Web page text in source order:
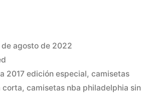
baratas
más
barata
de agosto de 2022
2017 edición especial, camisetas
corta, camisetas nba philadelphia sin